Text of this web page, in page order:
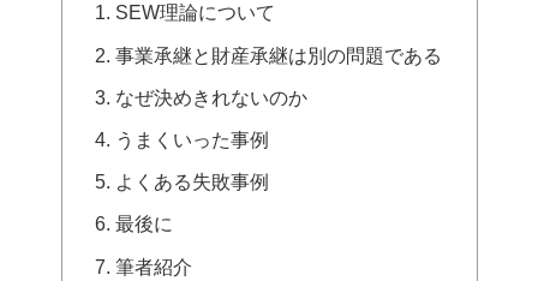
SEW理論について
事業承継と財産承継は別の問題である
なぜ決めきれないのか
うまくいった事例
よくある失敗事例
最後に
筆者紹介